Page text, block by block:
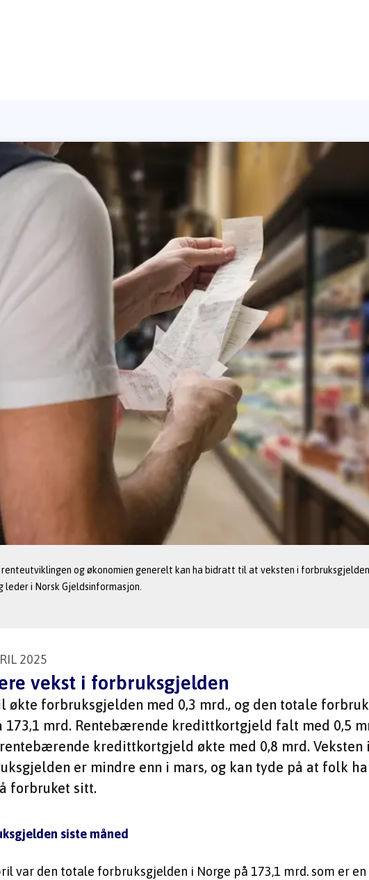
2025
vekst i forbruksgjelden
økte forbruksgjelden med 0,3 mrd., og den totale
173,1 mrd. Rentebærende kredittkortgjeld falt med 0,5
kredittkortgjeld økte med 0,8 mrd. Veksten i
er mindre enn i mars, og kan tyde på at folk
forbruket sitt.
og økonomien generelt kan ha bidratt til at veksten i forbruksgjelden
leder i Norsk Gjeldsinformasjon.
siste måned
var den totale forbruksgjelden i Norge på 173,1 mrd. som er en